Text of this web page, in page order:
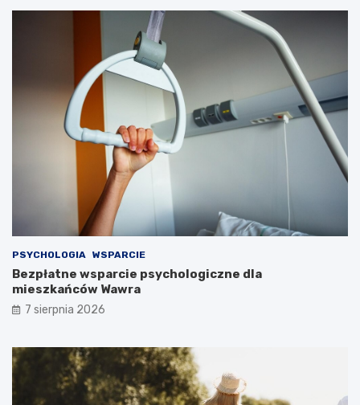
PSYCHOLOGIA WSPARCIE
Bezpłatne wsparcie psychologiczne dla
mieszkańców Wawra
7 sierpnia 2026